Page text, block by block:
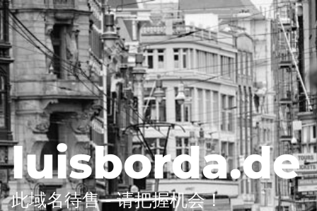
luisborda.de
此域名待售 - 请把握机会！